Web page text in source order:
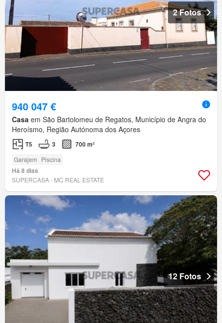
2 Fotos
940 047 €
Casa em São Bartolomeu de Regatos, Município de Angra do
Heroísmo, Região Autónoma dos Açores
T5 3 700 m²
Garajem Piscina
Há 8 dias
SUPERCASA - MC REAL ESTATE
12 Fotos